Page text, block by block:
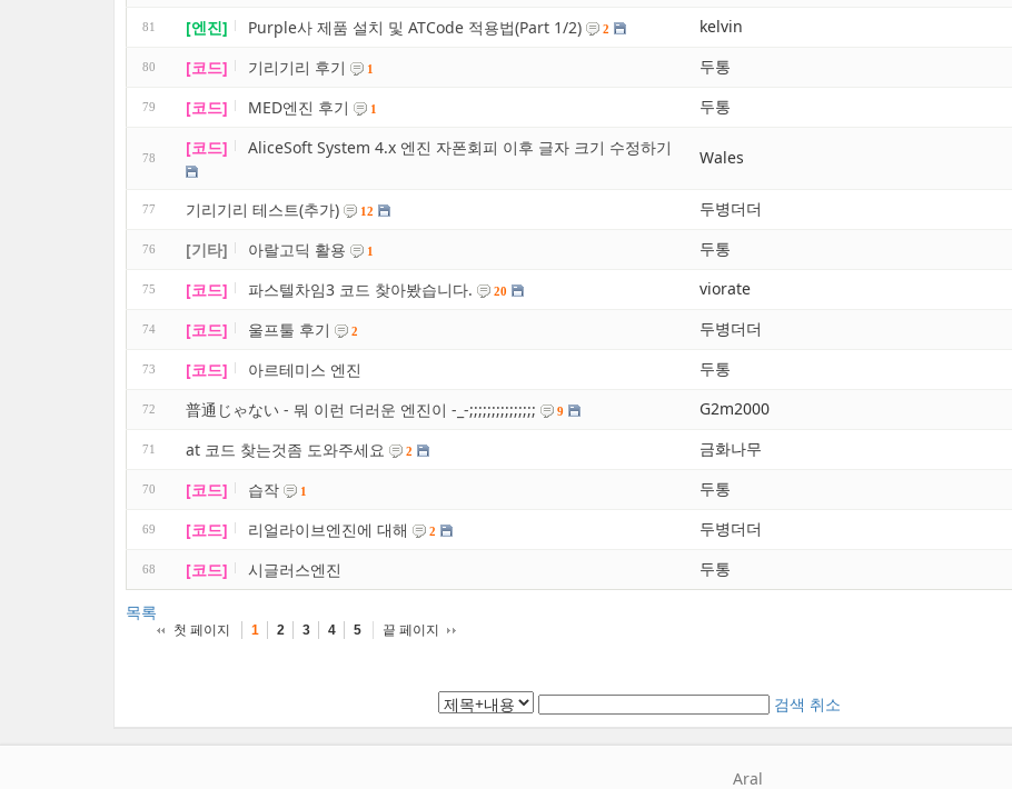
81 [엔진] Purple사 제품 설치 및 ATCode 적용법(Part 1/2) 2 kelvin
80 [코드] 기리기리 후기 1 두통
79 [코드] MED엔진 후기 1 두통
78 [코드] AliceSoft System 4.x 엔진 자폰회피 이후 글자 크기 수정하기 Wales
77 기리기리 테스트(추가) 12 두병더더
76 [기타] 아랄고딕 활용 1 두통
75 [코드] 파스텔차임3 코드 찾아봤습니다. 20 viorate
74 [코드] 울프툴 후기 2 두병더더
73 [코드] 아르테미스 엔진 두통
72 普通じゃない - 뭐 이런 더러운 엔진이 -_-;;;;;;;;;;;;;;; 9 G2m2000
71 at 코드 찾는것좀 도와주세요 2 금화나무
70 [코드] 습작 1 두통
69 [코드] 리얼라이브엔진에 대해 2 두병더더
68 [코드] 시글러스엔진 두통
목록
첫 페이지 1 2 3 4 5 끝 페이지
검색 취소
Aral